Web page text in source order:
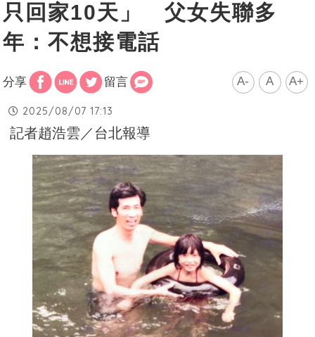
只回家10天」 父女失聯多
年：不想接電話
分享 留言 A- A A+
2025/08/07 17:13
記者趙浩雲／台北報導